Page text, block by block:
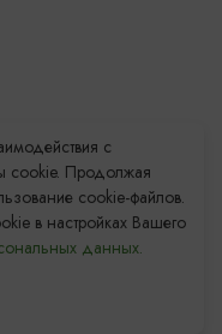
с
cookie. Продолжая
cookie-файлов.
в настройках Вашего
данных.